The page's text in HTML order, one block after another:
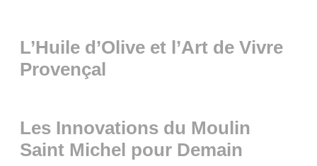
L’Huile d’Olive et l’Art de Vivre
Provençal
Les Innovations du Moulin
Saint Michel pour Demain